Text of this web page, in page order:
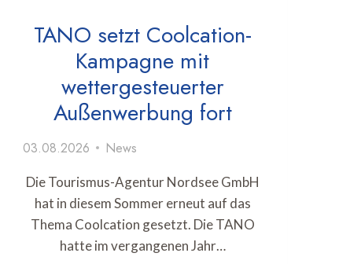
TANO setzt Coolcation-
Kampagne mit
wettergesteuerter
Außenwerbung fort
03.08.2026 News
Die Tourismus-Agentur Nordsee GmbH
hat in diesem Sommer erneut auf das
Thema Coolcation gesetzt. Die TANO
hatte im vergangenen Jahr…